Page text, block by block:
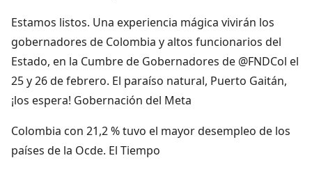
Estamos listos. Una experiencia mágica vivirán los
gobernadores de Colombia y altos funcionarios del
Estado, en la Cumbre de Gobernadores de @FNDCol el
25 y 26 de febrero. El paraíso natural, Puerto Gaitán,
¡los espera! Gobernación del Meta
Colombia con 21,2 % tuvo el mayor desempleo de los
países de la Ocde. El Tiempo